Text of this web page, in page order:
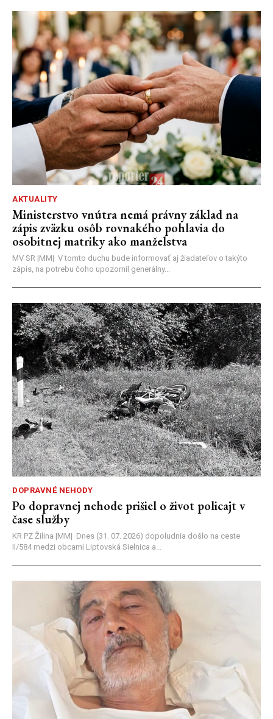
AKTUALITY
Ministerstvo vnútra nemá právny základ na
zápis zväzku osôb rovnakého pohlavia do
osobitnej matriky ako manželstva
MV SR |MM| V tomto duchu bude informovať aj žiadateľov o takýto
zápis, na potrebu čoho upozornil generálny...
DOPRAVNÉ NEHODY
Po dopravnej nehode prišiel o život policajt v
čase služby
KR PZ Žilina |MM| Dnes (31. 07. 2026) dopoludnia došlo na ceste
II/584 medzi obcami Liptovská Sielnica a...